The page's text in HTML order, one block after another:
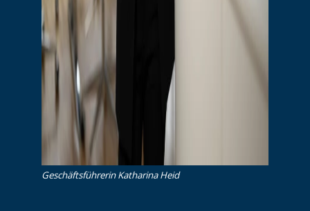
Ge­schäfts­füh­re­rin Katharina Heid